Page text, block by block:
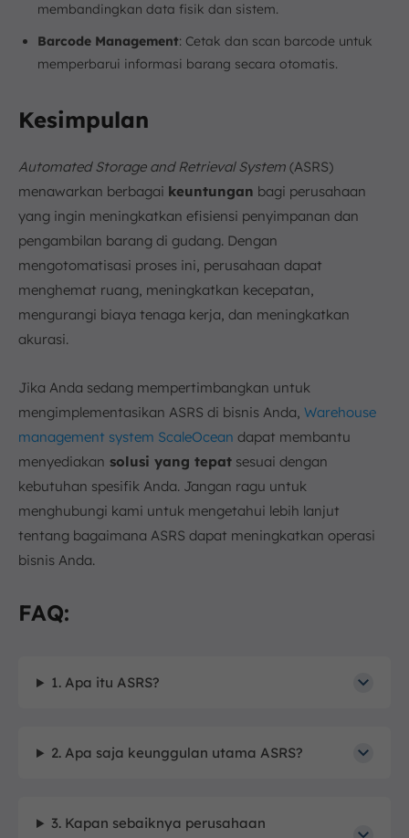
membandingkan data fisik dan sistem.
Barcode Management: Cetak dan scan barcode untuk
memperbarui informasi barang secara otomatis.
Kesimpulan
Automated Storage and Retrieval System (ASRS)
menawarkan berbagai keuntungan bagi perusahaan
yang ingin meningkatkan efisiensi penyimpanan dan
pengambilan barang di gudang. Dengan
mengotomatisasi proses ini, perusahaan dapat
menghemat ruang, meningkatkan kecepatan,
mengurangi biaya tenaga kerja, dan meningkatkan
akurasi.
Jika Anda sedang mempertimbangkan untuk
mengimplementasikan ASRS di bisnis Anda, Warehouse
management system ScaleOcean dapat membantu
menyediakan solusi yang tepat sesuai dengan
kebutuhan spesifik Anda. Jangan ragu untuk
menghubungi kami untuk mengetahui lebih lanjut
tentang bagaimana ASRS dapat meningkatkan operasi
bisnis Anda.
FAQ:
1. Apa itu ASRS?
2. Apa saja keunggulan utama ASRS?
3. Kapan sebaiknya perusahaan